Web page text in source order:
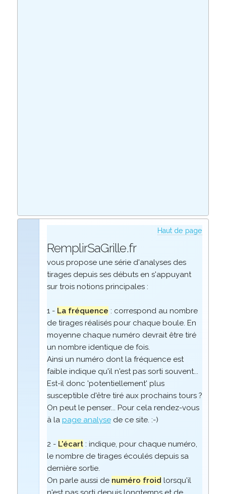
Haut de page
RemplirSaGrille.fr
vous propose une série d'analyses des
tirages depuis ses débuts en s'appuyant
sur trois notions principales :
1 - La fréquence : correspond au nombre
de tirages réalisés pour chaque boule. En
moyenne chaque numéro devrait être tiré
un nombre identique de fois.
Ainsi un numéro dont la fréquence est
faible indique qu'il n'est pas sorti souvent...
Est-il donc 'potentiellement' plus
susceptible d'être tiré aux prochains tours ?
On peut le penser... Pour cela rendez-vous
à la page analysede ce site. :-)
2 - L'écart: indique, pour chaque numéro,
le nombre de tirages écoulés depuis sa
dernière sortie.
On parle aussi de numéro froid lorsqu'il